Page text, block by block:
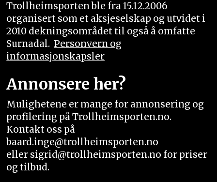
Trollheimsporten ble fra 15.12.2006
organisert som et aksjeselskap og utvidet i
2010 dekningsområdet til også å omfatte
Surnadal. Personvern og
informasjonskapsler
Annonsere her?
Mulighetene er mange for annonsering og
profilering på Trollheimsporten.no.
Kontakt oss på
baard.inge@trollheimsporten.no
eller sigrid@trollheimsporten.no for priser
og tilbud.